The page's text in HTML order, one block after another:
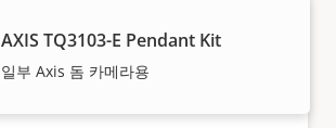
AXIS TQ3103-E Pendant Kit
일부 Axis 돔 카메라용